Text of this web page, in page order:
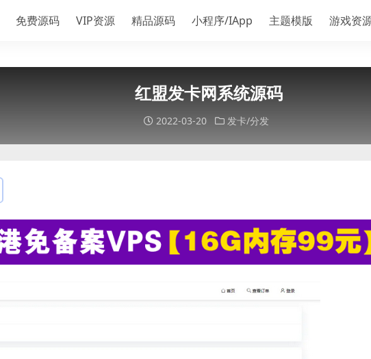
免费源码 VIP资源 精品源码 小程序/IApp 主题模版 游戏资
红盟发卡网系统源码
2022-03-20 发卡/分发